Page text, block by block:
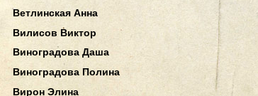
Ветлинская Анна
Вилисов Виктор
Виноградова Даша
Виноградова Полина
Вирон Элина